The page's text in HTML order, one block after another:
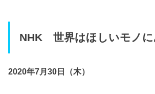
NHK 世界はほしいモノに
2020年7月30日（木）